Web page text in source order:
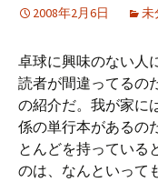
2008年2月6日 未
卓球に興味のない人
読者が間違ってるの
の紹介だ。我が家に
係の単行本があるの
とんどを持っている
のは、なんといって